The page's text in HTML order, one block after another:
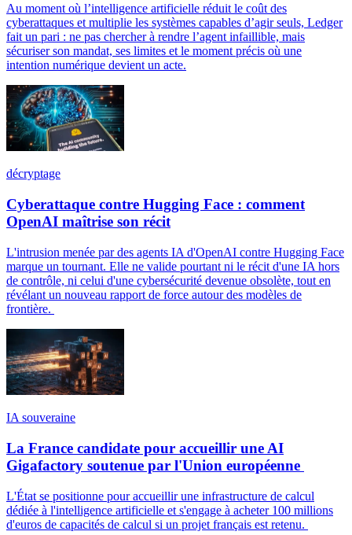
Au moment où l’intelligence artificielle réduit le coût des
cyberattaques et multiplie les systèmes capables d’agir seuls, Ledger
fait un pari : ne pas chercher à rendre l’agent infaillible, mais
sécuriser son mandat, ses limites et le moment précis où une
intention numérique devient un acte.
décryptage
Cyberattaque contre Hugging Face : comment
OpenAI maîtrise son récit
L'intrusion menée par des agents IA d'OpenAI contre Hugging Face
marque un tournant. Elle ne valide pourtant ni le récit d'une IA hors
de contrôle, ni celui d'une cybersécurité devenue obsolète, tout en
révélant un nouveau rapport de force autour des modèles de
frontière.
IA souveraine
La France candidate pour accueillir une AI
Gigafactory soutenue par l'Union européenne
L'État se positionne pour accueillir une infrastructure de calcul
dédiée à l'intelligence artificielle et s'engage à acheter 100 millions
d'euros de capacités de calcul si un projet français est retenu.